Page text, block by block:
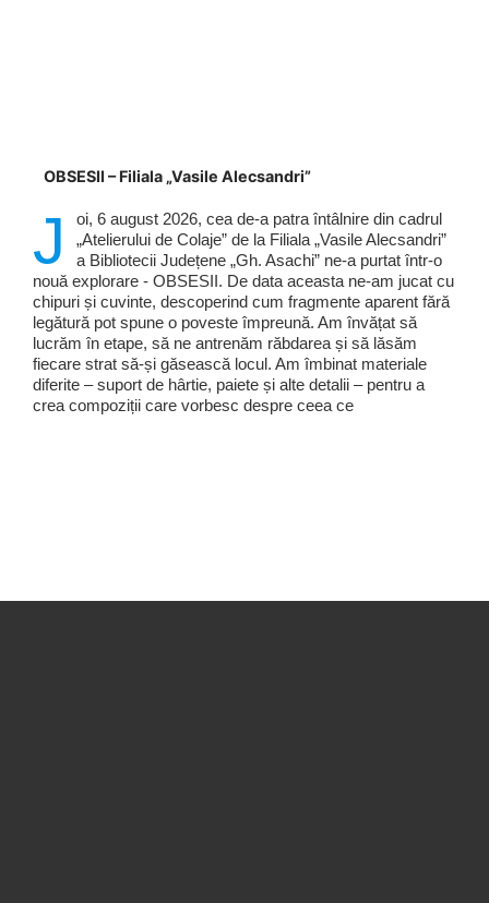
OBSESII – Filiala „Vasile Alecsandri”
J
oi, 6 august 2026, cea de-a patra întâlnire din cadrul
„Atelierului de Colaje” de la Filiala „Vasile Alecsandri”
a Bibliotecii Județene „Gh. Asachi” ne-a purtat într-o
nouă explorare - OBSESII. De data aceasta ne-am jucat cu
chipuri și cuvinte, descoperind cum fragmente aparent fără
legătură pot spune o poveste împreună. Am învățat să
lucrăm în etape, să ne antrenăm răbdarea și să lăsăm
fiecare strat să-și găsească locul. Am îmbinat materiale
diferite – suport de hârtie, paiete și alte detalii – pentru a
crea compoziții care vorbesc despre ceea ce